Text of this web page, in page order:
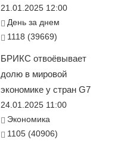
21.01.2025 12:00
День за днем
1118 (39669)
БРИКС отвоёвывает
долю в мировой
экономике у стран G7
24.01.2025 11:00
Экономика
1105 (40906)